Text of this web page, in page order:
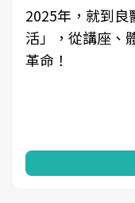
2025年，就到良
活」，從講座、
革命！